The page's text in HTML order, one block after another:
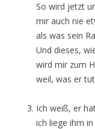
So wird jetzt
mir auch nie
als was sein
Und dieses,
wird mir zum
weil, was er
Ich weiß, er
ich liege ihm